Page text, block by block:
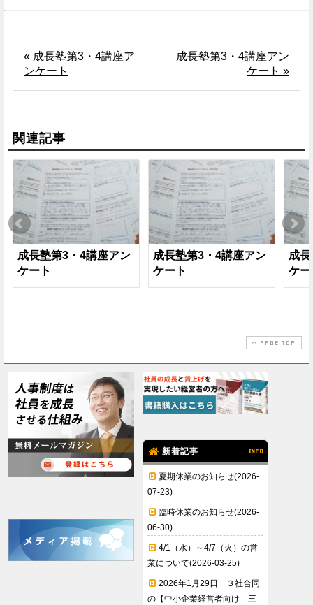
« 成長塾第3・4講座ア
ンケート
成長塾第3・4講座アン
ケート »
関連記事
成長塾第3・4講座アン
ケート
成長塾第3・4講座アン
ケート
成
ケー
PAGE TOP
新着記事 INFO
夏期休業のお知らせ(2026-
07-23)
臨時休業のお知らせ(2026-
06-30)
4/1（水）～4/7（火）の営
業について(2026-03-25)
2026年1月29日 ３社合同
の【中小企業経営者向け「三